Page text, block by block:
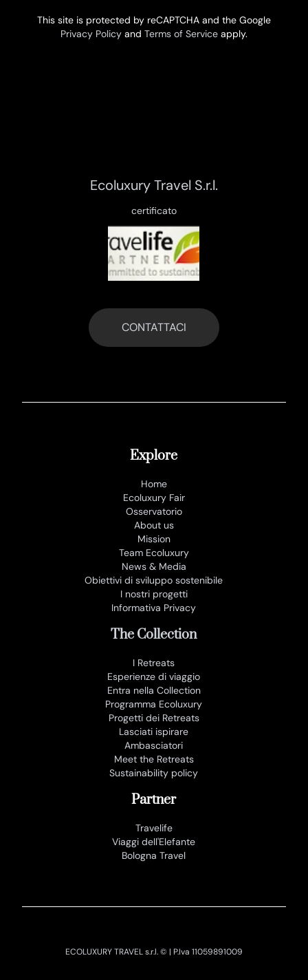
This site is protected by reCAPTCHA and the Google
Privacy Policyand Terms of Serviceapply.
Ecoluxury Travel S.r.l.
certificato
CONTATTACI
Explore
Home
Ecoluxury Fair
Osservatorio
About us
Mission
Team Ecoluxury
News & Media
Obiettivi di sviluppo sostenibile
I nostri progetti
Informativa Privacy
The Collection
I Retreats
Esperienze di viaggio
Entra nella Collection
Programma Ecoluxury
Progetti dei Retreats
Lasciati ispirare
Ambasciatori
Meet the Retreats
Sustainability policy
Partner
Travelife
Viaggi dell'Elefante
Bologna Travel
ECOLUXURY TRAVEL s.r.l. © | P.Iva 11059891009